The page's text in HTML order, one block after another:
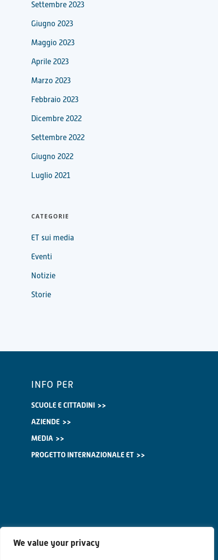
We value your privacy
Settembre 2023
Giugno 2023
Maggio 2023
Aprile 2023
Marzo 2023
Febbraio 2023
Dicembre 2022
Settembre 2022
Giugno 2022
Luglio 2021
CATEGORIE
ET sui media
Eventi
Notizie
Storie
INFO PER
SCUOLE E CITTADINI
AZIENDE
MEDIA
PROGETTO INTERNAZIONALE ET